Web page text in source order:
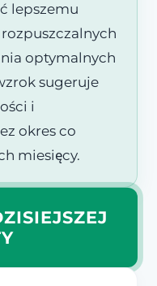
lepszemu
optymalnych
sugeruje
i
okres co
miesięcy.